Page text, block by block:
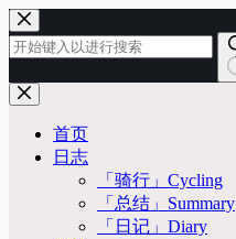
跳
至
内
容
无
首页
日志
「骑行」Cycling
「总结」Summary
「日记」Diary